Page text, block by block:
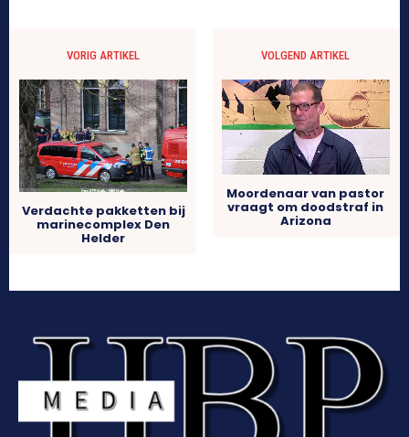
VORIG ARTIKEL
Verdachte pakketten bij
marinecomplex Den
Helder
VOLGEND ARTIKEL
Moordenaar van pastor
vraagt om doodstraf in
Arizona